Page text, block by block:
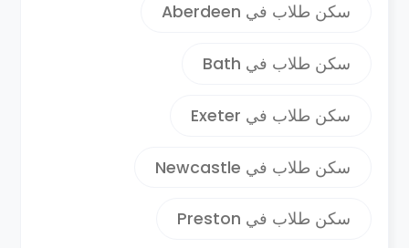
سكن طلاب في Aberdeen
سكن طلاب في Bath
سكن طلاب في Exeter
سكن طلاب في Newcastle
سكن طلاب في Preston